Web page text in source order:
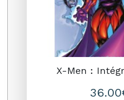
X-Men :